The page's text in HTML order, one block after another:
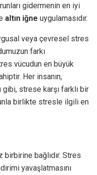
gidermenin en iyi
altın iğne uygulamasıdır.
veya çevresel stres
farkı
vücudun en büyük
Her insanın,
gibi, strese karşı farklı bir
birlikte stresle ilgili en
birbirine bağlıdır. Stres
yavaşlatmasını